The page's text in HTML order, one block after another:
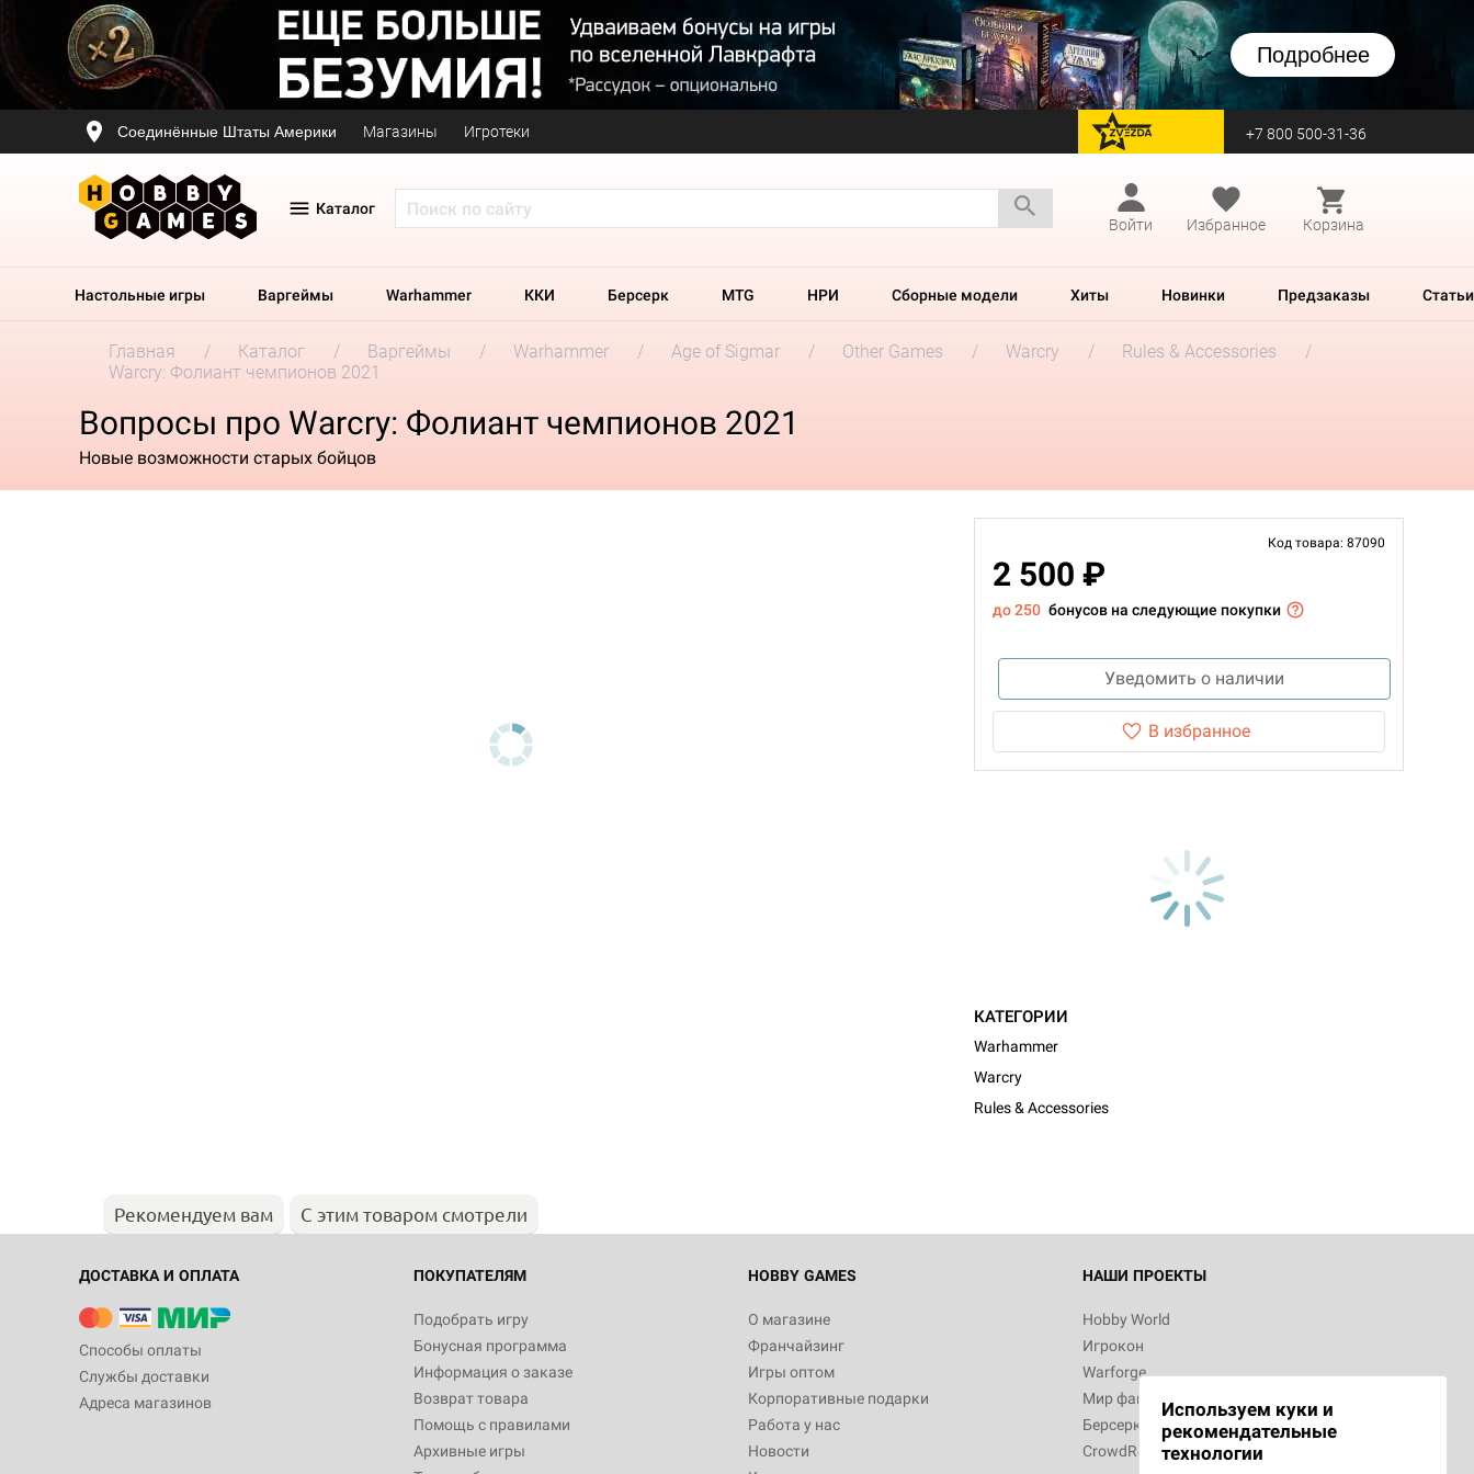
Подробнее
Соединённые Штаты Америки Магазины Игротеки перейти на Zvezda +7 800 500-31-36
Каталог
Войти
Избранное Корзина
Настольные игры Варгеймы Warhammer ККИ Берсерк MTG НРИ Сборные модели Хиты Новинки Предзаказы Статьи
Главная Каталог Варгеймы Warhammer Age of Sigmar Other Games Warcry
Rules & Accessories
Warcry: Фолиант чемпионов 2021
Вопросы про Warcry: Фолиант чемпионов 2021
Новые возможности старых бойцов
Код товара: 87090
2 500 ₽
до 250 бонусов на следующие покупки
Уведомить о наличии
В избранное
КАТЕГОРИИ
Warhammer
Warcry
Rules & Accessories
Рекомендуем вам С этим товаром смотрели
ДОСТАВКА И ОПЛАТА
Способы оплаты
Службы доставки
Адреса магазинов
ПОКУПАТЕЛЯМ
Подобрать игру
Бонусная программа
Информация о заказе
Возврат товара
Помощь с правилами
Архивные игры
HOBBY GAMES
О магазине
Франчайзинг
Игры оптом
Корпоративные подарки
Работа у нас
Новости
НАШИ ПРОЕКТЫ
Hobby World
Игрокон
Warforge
Мир фантастики
Берсерк
CrowdRepublic
Используем куки и
рекомендательные
технологии